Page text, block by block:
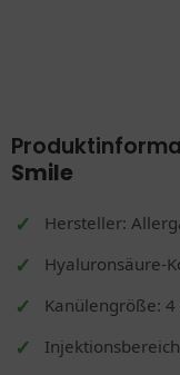
Smile
Hersteller:
Hyaluronsäure-
Kanülengröße: 4